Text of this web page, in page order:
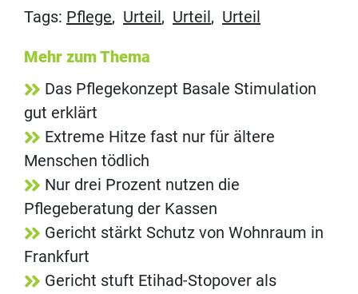
Tags: Pflege, Urteil , Urteil , Urteil
Mehr zum Thema
Das Pflegekonzept Basale Stimulation
gut erklärt
Extreme Hitze fast nur für ältere
Menschen tödlich
Nur drei Prozent nutzen die
Pflegeberatung der Kassen
Gericht stärkt Schutz von Wohnraum in
Frankfurt
Gericht stuft Etihad-Stopover als